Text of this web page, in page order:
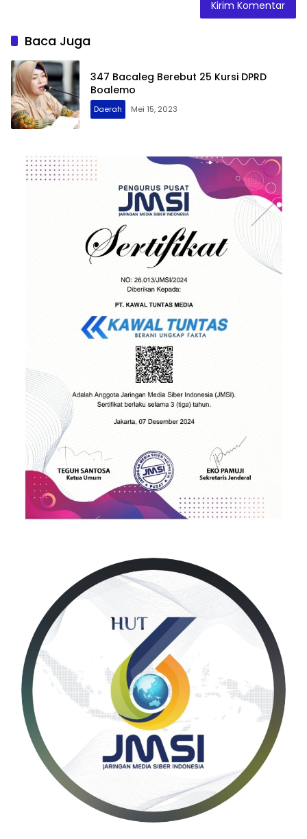
Baca Juga
347 Bacaleg Berebut 25 Kursi DPRD
Boalemo
Daerah Mei 15, 2023